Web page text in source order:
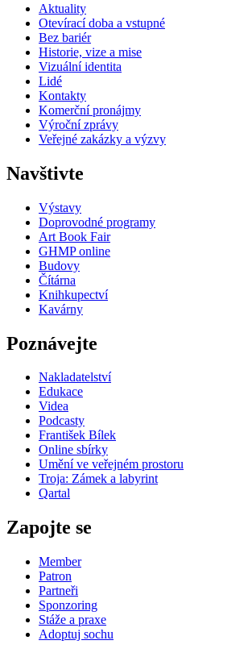
Aktuality
Otevírací doba a vstupné
Bez bariér
Historie, vize a mise
Vizuální identita
Lidé
Kontakty
Komerční pronájmy
Výroční zprávy
Veřejné zakázky a výzvy
Navštivte
Výstavy
Doprovodné programy
Art Book Fair
GHMP online
Budovy
Čítárna
Knihkupectví
Kavárny
Poznávejte
Nakladatelství
Edukace
Videa
Podcasty
František Bílek
Online sbírky
Umění ve veřejném prostoru
Troja: Zámek a labyrint
Qartal
Zapojte se
Member
Patron
Partneři
Sponzoring
Stáže a praxe
Adoptuj sochu